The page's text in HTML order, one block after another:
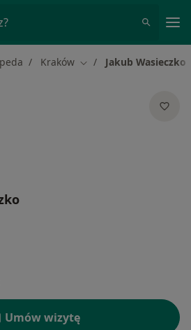
Kraków Zmień miasto
Jakub Wasieczko
Umów wizytę